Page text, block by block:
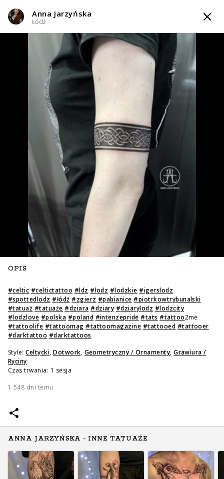
TATTOOARTIST
Anna Jarzyńska
Styl tatuażu
Blackwork / Blackout / Celtycki / Dotwork / Gotycki /
Graficzny / Sketch
i 3 więcej
WIADOMOŚĆ
WZORY INFO
Anna Jarzyńska
Łódź
OPIS
#celtic #celtictattoo #ldz #lodz #lodzkie #igerslodz
#spottedlodz #łódź #zgierz #pabianice #piotrkowtrybunalski
#tatuaż #tatuaże #dziara #dziary #dziarylodz #lodzcity
#lodzlove #polska #poland #intenzepride #tats #tattoo2me
#tattoolife #tattoomag #tattoomagazine #tattooed #tattooer
#darktattoo #darktattoos
Style: Celtycki,Dotwork, Geometryczny / Ornamenty,Grawiura /
Ryciny
Czas trwania: 1 sesja
1 548 dni temu
ANNA JARZYŃSKA - INNE TATUAŻE